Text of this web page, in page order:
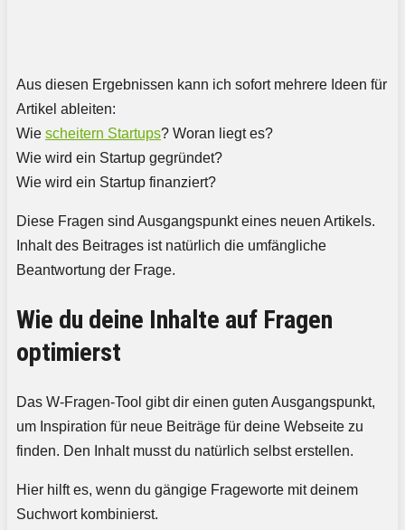
Aus diesen Ergebnissen kann ich sofort mehrere Ideen für
Artikel ableiten:
Wie scheitern Startups? Woran liegt es?
Wie wird ein Startup gegründet?
Wie wird ein Startup finanziert?
Diese Fragen sind Ausgangspunkt eines neuen Artikels.
Inhalt des Beitrages ist natürlich die umfängliche
Beantwortung der Frage.
Wie du deine Inhalte auf Fragen
optimierst
Das W-Fragen-Tool gibt dir einen guten Ausgangspunkt,
um Inspiration für neue Beiträge für deine Webseite zu
finden. Den Inhalt musst du natürlich selbst erstellen.
Hier hilft es, wenn du gängige Frageworte mit deinem
Suchwort kombinierst.